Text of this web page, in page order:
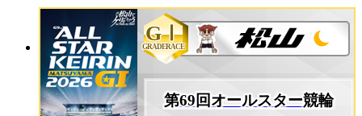
GⅠ
GRADERACE
第69回オールスター競輪